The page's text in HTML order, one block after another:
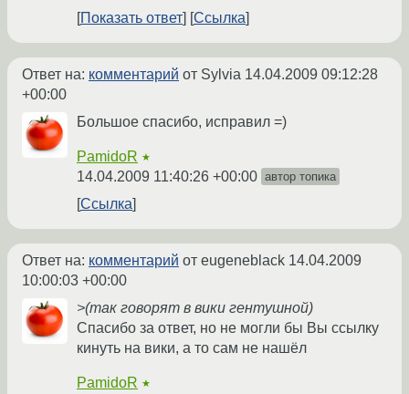
Показать ответ
Ссылка
Ответ на: комментарий от Sylvia 14.04.2009 09:12:28
+00:00
Большое спасибо, исправил =)
PamidoR ★
14.04.2009 11:40:26 +00:00 автор топика
Ссылка
Ответ на: комментарий от eugeneblack 14.04.2009
10:00:03 +00:00
>(так говорят в вики гентушной)
Спасибо за ответ, но не могли бы Вы ссылку
кинуть на вики, а то сам не нашёл
PamidoR ★